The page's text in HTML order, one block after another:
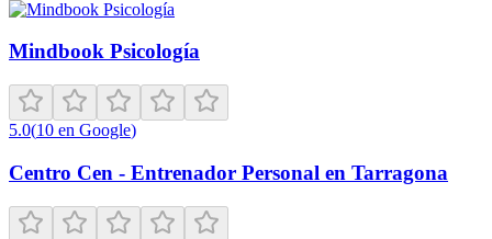
Mindbook Psicología
5.0(10 en Google)
Centro Cen - Entrenador Personal en Tarragona